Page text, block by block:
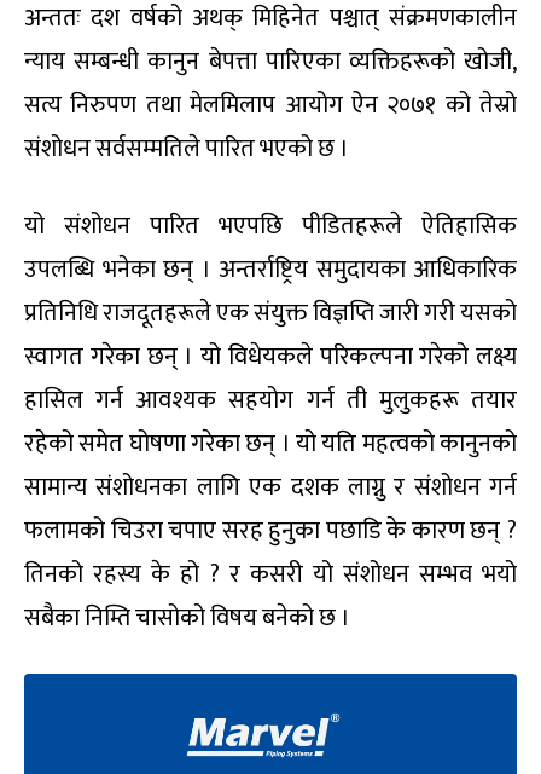
अन्ततः दश वर्षको अथक् मिहिनेत पश्चात् संक्रमणकालीन
न्याय सम्बन्धी कानुन बेपत्ता पारिएका व्यक्तिहरूको खोजी,
सत्य निरुपण तथा मेलमिलाप आयोग ऐन २०७१ को तेस्रो
संशोधन सर्वसम्मतिले पारित भएको छ ।
यो संशोधन पारित भएपछि पीडितहरूले ऐतिहासिक
उपलब्धि भनेका छन् । अन्तर्राष्ट्रिय समुदायका आधिकारिक
प्रतिनिधि राजदूतहरूले एक संयुक्त विज्ञप्ति जारी गरी यसको
स्वागत गरेका छन् । यो विधेयकले परिकल्पना गरेको लक्ष्य
हासिल गर्न आवश्यक सहयोग गर्न ती मुलुकहरू तयार
रहेको समेत घोषणा गरेका छन् । यो यति महत्वको कानुनको
सामान्य संशोधनका लागि एक दशक लाग्नु र संशोधन गर्न
फलामको चिउरा चपाए सरह हुनुका पछाडि के कारण छन् ?
तिनको रहस्य के हो ? र कसरी यो संशोधन सम्भव भयो
सबैका निम्ति चासोको विषय बनेको छ ।